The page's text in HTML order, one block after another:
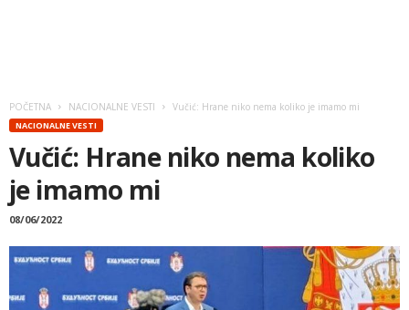
POČETNA NACIONALNE VESTI Vučić: Hrane niko nema koliko je imamo mi
NACIONALNE VESTI
Vučić: Hrane niko nema koliko
je imamo mi
08/06/2022